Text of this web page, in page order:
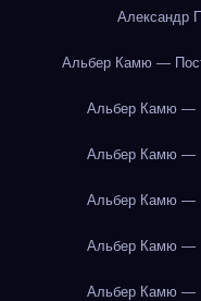
Александр
Альбер Камю —
Альбер Камю —
Альбер Камю —
Альбер Камю —
Альбер Камю —
Альбер Камю —